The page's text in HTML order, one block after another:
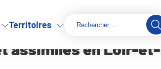
Territoires
assimilés en Loir-et-